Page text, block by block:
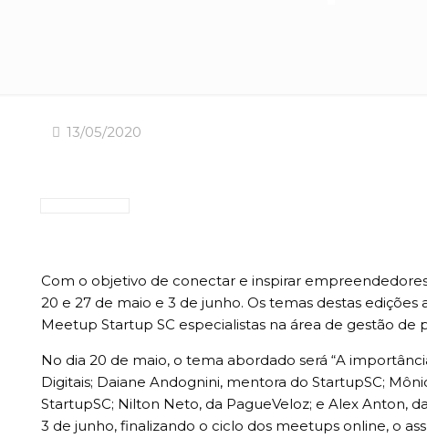
13/05/2020
Com o objetivo de conectar e inspirar
20 e 27 de maio e 3 de junho. Os temas destas
Meetup Startup SC especialistas na área de gestão de
No dia 20 de maio, o tema abordado será “A
Digitais; Daiane Andognini, mentora do StartupSC;
StartupSC; Nilton Neto, da PagueVeloz; e Alex Anton,
3 de junho, finalizando o ciclo dos meetups online, o